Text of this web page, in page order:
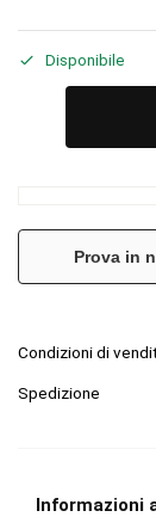
Disponibile
Prova in
Condizioni di
Spedizione
Informazioni